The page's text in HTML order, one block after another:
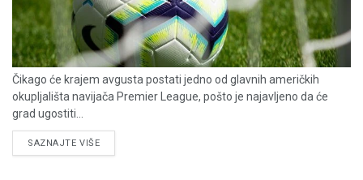
Čikago će krajem avgusta postati jedno od glavnih američkih
okupljališta navijača Premier League, pošto je najavljeno da će
grad ugostiti...
SAZNAJTE VIŠEDETAILS